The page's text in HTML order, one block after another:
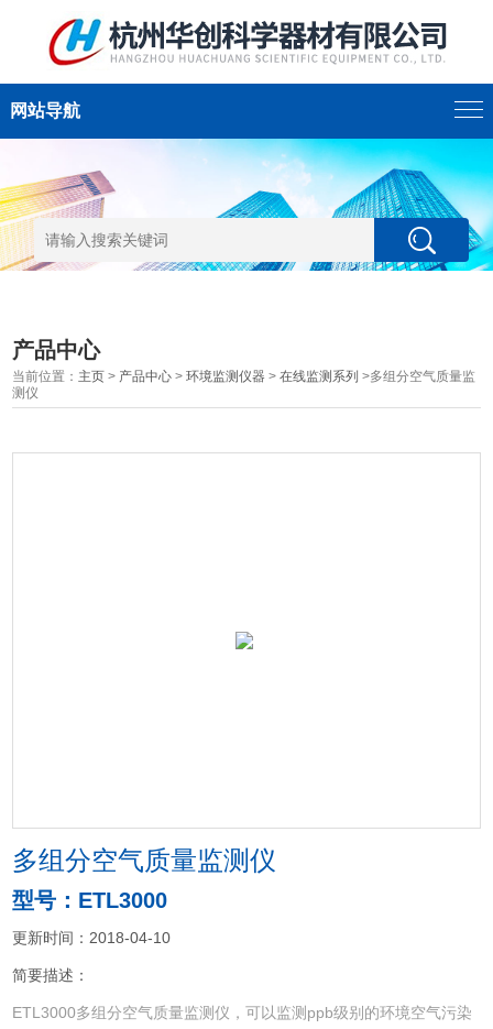
网站导航
产品中心
当前位置： 主页 > 产品中心 >环境监测仪器 >在线监测系列 >多组分空气质量监
测仪
多组分空气质量监测仪
型号：ETL3000
更新时间：2018-04-10
简要描述：
ETL3000多组分空气质量监测仪，可以监测ppb级别的环境空气污染